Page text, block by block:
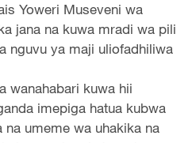
Yoweri Museveni wa
jana na kuwa mradi wa pili
nguvu ya maji uliofadhiliwa
wanahabari kuwa hii
imepiga hatua kubwa
umeme wa uhakika na